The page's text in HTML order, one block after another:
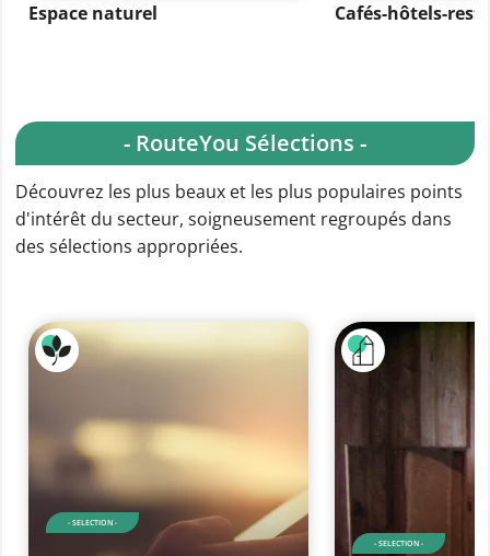
Espace naturel Cafés-hôtels-
- RouteYou Sélections -
Découvrez les plus beaux et les plus populaires points
d'intérêt du secteur, soigneusement regroupés dans
des sélections appropriées.
- SELECTION -
- SELECTION -